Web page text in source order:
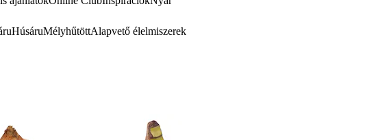
HúsáruMélyhűtöttAlapvető élelmiszerek